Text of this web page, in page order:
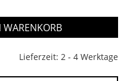
Lieferzeit: 2 - 4 Werktage